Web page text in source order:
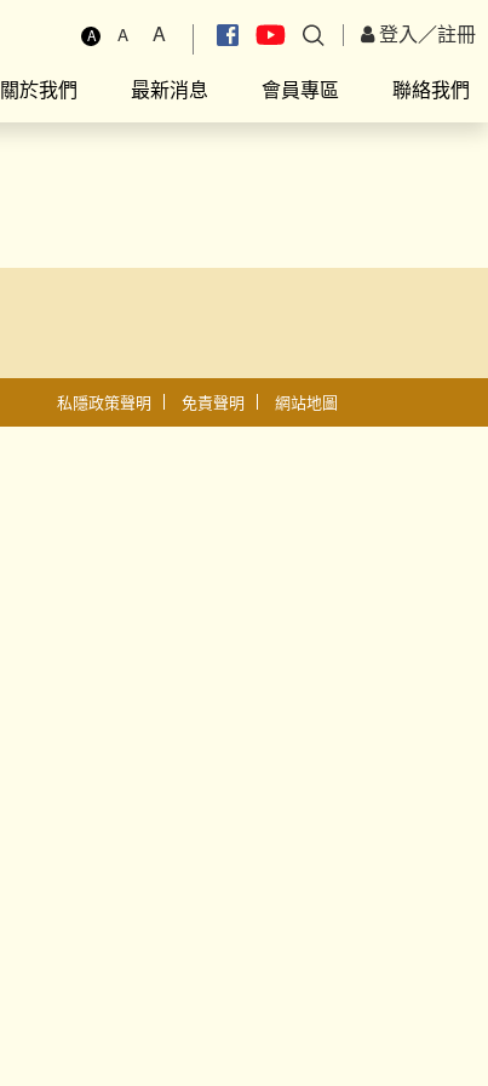
A A A 登入／註冊
關於我們 最新消息 會員專區 聯絡我們
私隱政策聲明 免責聲明 網站地圖